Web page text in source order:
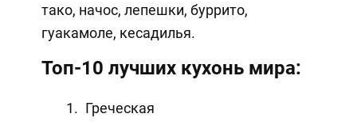
тако, начос, лепешки, буррито,
гуакамоле, кесадилья.
Топ-10 лучших кухонь мира:
Греческая